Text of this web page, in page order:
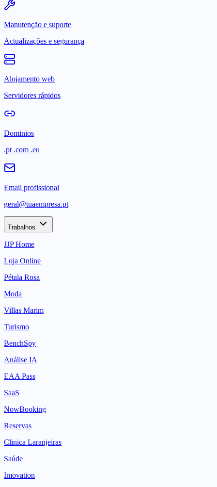
Manutenção e suporte
Actualizações e segurança
Alojamento web
Servidores rápidos
Dominios
.pt .com .eu
Email profissional
geral@tuaempresa.pt
Trabalhos
JJP Home
Loja Online
Pétala Rosa
Moda
Villas Marim
Turismo
BenchSpy
Análise IA
EAA Pass
SaaS
NowBooking
Reservas
Clinica Laranjeiras
Saúde
Imovation